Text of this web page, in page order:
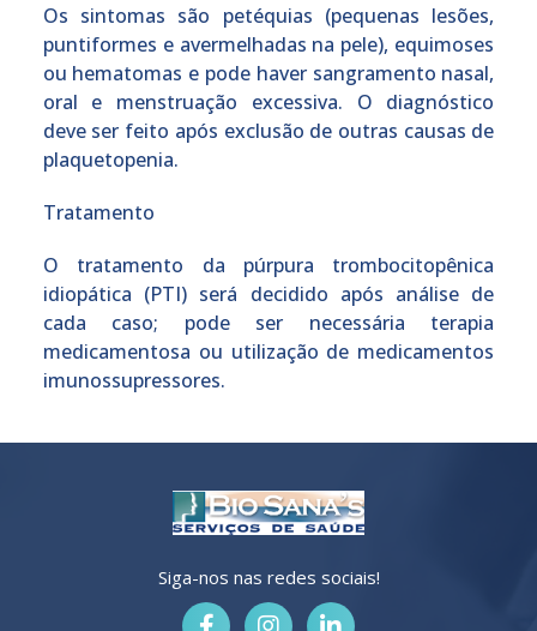
Os sintomas são petéquias (pequenas lesões,
puntiformes e avermelhadas na pele), equimoses
ou hematomas e pode haver sangramento nasal,
oral e menstruação excessiva. O diagnóstico
deve ser feito após exclusão de outras causas de
plaquetopenia.
Tratamento
O tratamento da púrpura trombocitopênica
idiopática (PTI) será decidido após análise de
cada caso; pode ser necessária terapia
medicamentosa ou utilização de medicamentos
imunossupressores.
Siga-nos nas redes sociais!